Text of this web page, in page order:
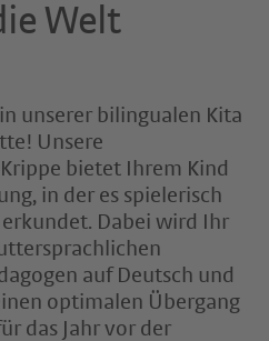
Welt
unserer bilingualen Kita
Unsere
bietet Ihrem Kind
in der es spielerisch
Dabei wird Ihr
auf Deutsch und
optimalen Übergang
das Jahr vor der